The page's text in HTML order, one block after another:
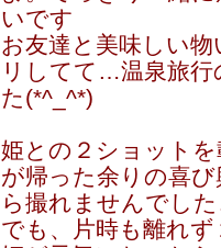
いです
お友達と美味しい
リしてて…温泉旅
た(*^_^*)
姫との２ショット
が帰った余りの喜
ら撮れませんでし
でも、片時も離れ